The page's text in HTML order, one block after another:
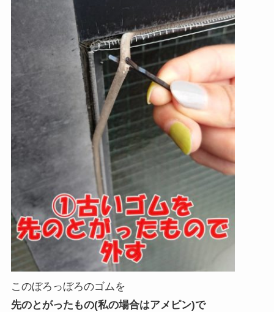
このぼろっぼろのゴムを
先のとがったもの(私の場合はアメピン)で